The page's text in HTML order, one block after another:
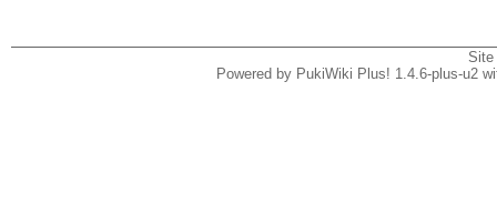
Powered by PukiWiki Plus! 1.4.6-plus-u2